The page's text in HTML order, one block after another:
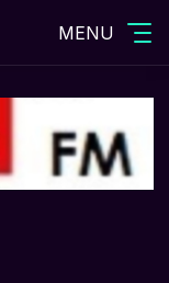
MENU